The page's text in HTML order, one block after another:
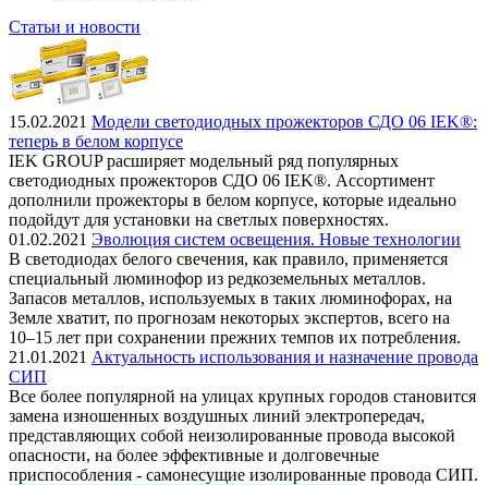
Статьи и новости
15.02.2021 Модели светодиодных прожекторов СДО 06 IEK®:
теперь в белом корпусе
IEK GROUP расширяет модельный ряд популярных
светодиодных прожекторов СДО 06 IEK®. Ассортимент
дополнили прожекторы в белом корпусе, которые идеально
подойдут для установки на светлых поверхностях.
01.02.2021 Эволюция систем освещения. Новые технологии
В светодиодах белого свечения, как правило, применяется
специальный люминофор из редкоземельных металлов.
Запасов металлов, используемых в таких люминофорах, на
Земле хватит, по прогнозам некоторых экспертов, всего на
10–15 лет при сохранении прежних темпов их потребления.
21.01.2021 Актуальность использования и назначение провода
СИП
Все более популярной на улицах крупных городов становится
замена изношенных воздушных линий электропередач,
представляющих собой неизолированные провода высокой
опасности, на более эффективные и долговечные
приспособления - самонесущие изолированные провода СИП.